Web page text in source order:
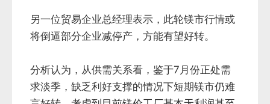
另一位贸易企业总经理表示，此轮镁市行情或
将倒逼部分企业减停产，方能有望好转。
分析认为，从供需关系看，鉴于7月份正处需
求淡季，缺乏利好支撑的情况下短期镁市仍难